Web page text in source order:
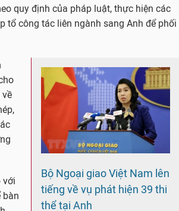
quy định của pháp luật, thực hiện các
tổ công tác liên ngành sang Anh để phối
Bộ Ngoại giao Việt Nam lên
tiếng về vụ phát hiện 39 thi
thể tại Anh
về
với
bàn